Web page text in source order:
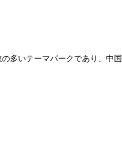
多いテーマパークであり、中